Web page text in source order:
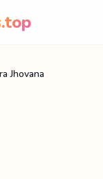
Jhovana